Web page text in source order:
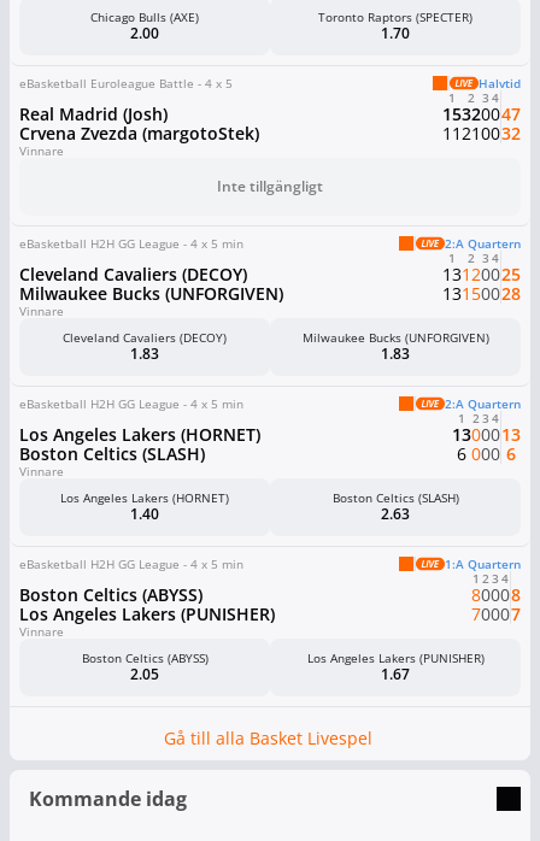
Chicago Bulls (AXE)
2.00
Toronto Raptors (SPECTER)
1.70
eBasketball Euroleague Battle - 4 x 5 Halvtid
Real Madrid (Josh)
Crvena Zvezda (margotoStek)
1
15
11
2
32
21
3
0
0
4
0
0
47
32
Vinnare
Inte tillgängligt
eBasketball H2H GG League - 4 x 5 min 2:a Quartern
Cleveland Cavaliers (DECOY)
Milwaukee Bucks (UNFORGIVEN)
1
13
13
2
12
15
3
0
0
4
0
0
25
28
Vinnare
Cleveland Cavaliers (DECOY)
1.83
Milwaukee Bucks (UNFORGIVEN)
1.83
eBasketball H2H GG League - 4 x 5 min 2:a Quartern
Los Angeles Lakers (HORNET)
Boston Celtics (SLASH)
1
13
6
2
0
0
3
0
0
4
0
0
13
6
Vinnare
Los Angeles Lakers (HORNET)
1.40
Boston Celtics (SLASH)
2.63
eBasketball H2H GG League - 4 x 5 min 1:a Quartern
Boston Celtics (ABYSS)
Los Angeles Lakers (PUNISHER)
1
8
7
2
0
0
3
0
0
4
0
0
8
7
Vinnare
Boston Celtics (ABYSS)
2.05
Los Angeles Lakers (PUNISHER)
1.67
Gå till alla Basket Livespel
Kommande idag